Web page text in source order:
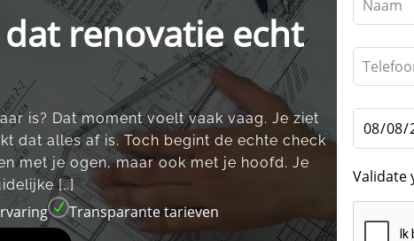
renovatie echt
is? Dat moment voelt vaak vaag.​ Je ziet
dat alles af is.​ Toch begint de echte check
met je ogen, maar ook met je hoofd.​ Je
[…]
N Transparante tarieven
this
blank
Validate